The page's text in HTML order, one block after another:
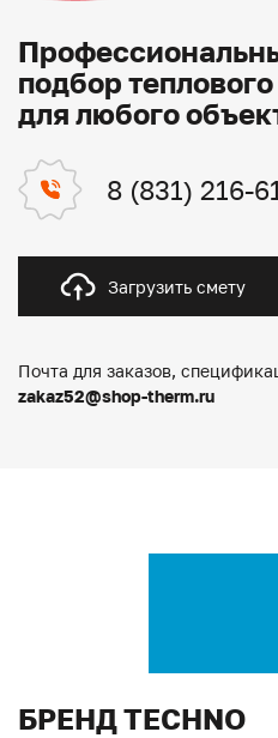
подбор
для любого
8 (831) 216-
Загрузить смету
Почта для заказов,
zakaz52@shop-therm.ru
БРЕНД TECHNO